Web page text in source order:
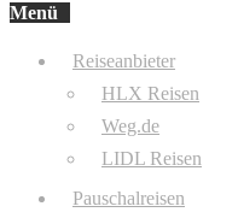
Menü
Reiseanbieter
HLX Reisen
Weg.de
LIDL Reisen
Pauschalreisen